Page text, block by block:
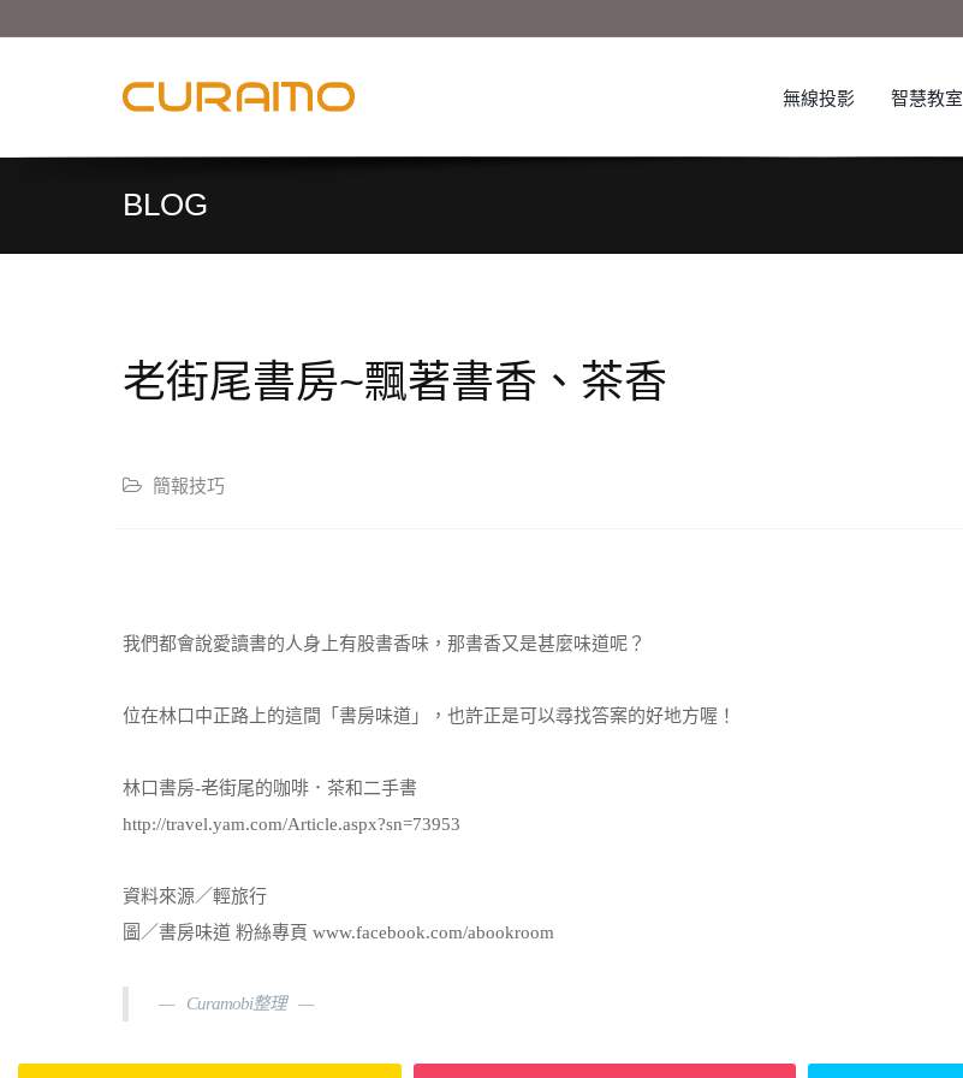
無線投影 智慧教室
BLOG
老街尾書房~飄著書香、茶香
簡報技巧
我們都會說愛讀書的人身上有股書香味，那書香又是甚麼味道呢？
位在林口中正路上的這間「書房味道」，也許正是可以尋找答案的好地方喔！
林口書房-老街尾的咖啡．茶和二手書
http://travel.yam.com/Article.aspx?sn=73953
資料來源／輕旅行
圖／書房味道 粉絲專頁 www.facebook.com/abookroom
Curamobi整理